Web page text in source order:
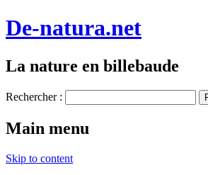
De-natura.net
La nature en billebaude
Rechercher :
Main menu
Skip to content